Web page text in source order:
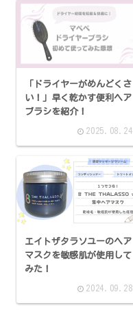
「ドライヤーがめんどくさ
い！」早く乾かす便利ヘア
ブラシを紹介！
2025.08.24
エイトザタラソユーのヘア
マスクを敏感肌が使用して
みた！
2024.09.28